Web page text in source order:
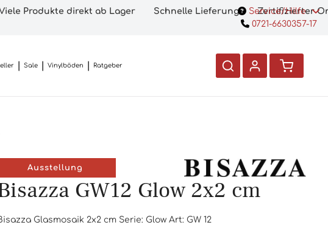
Produkte direkt ab Lager Schnelle Lieferung Zertifizierter
Service/Hilfe
0721-6630357-17
Sale Vinylböden Ratgeber
Ausstellung
GW12 Glow 2x2 cm
Glasmosaik 2x2 cm Serie: Glow Art: GW 12